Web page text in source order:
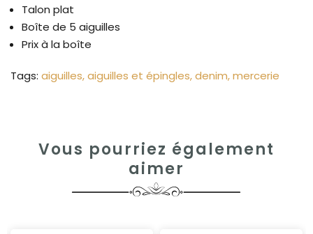
Talon plat
Boîte de 5 aiguilles
Prix à la boîte
Tags: aiguilles aiguilles et épingles denim mercerie
Vous pourriez également
aimer